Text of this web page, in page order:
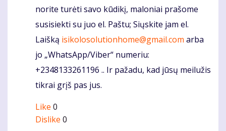
norite turėti savo kūdikį, maloniai prašome
susisiekti su juo el. Paštu; Siųskite jam el.
Laišką isikolosolutionhome@gmail.com arba
jo „WhatsApp/Viber“ numeriu:
+2348133261196 .. Ir pažadu, kad jūsų meilužis
tikrai grįš pas jus.
Like 0
Dislike 0